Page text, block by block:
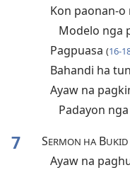
Kon paonan-o
Modelo nga
Pagpuasa (16-
Bahandi ha
Ayaw na
Padayon
7 SERMON HABUKID
Ayaw na